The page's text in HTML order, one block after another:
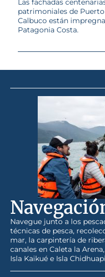
Las fachadas
patrimoniales de
Calbuco están
Patagonia Costa.
Navegue junto a los
técnicas de pesca,
mar, la carpintería de
canales en Caleta la
Isla Kaikué e Isla